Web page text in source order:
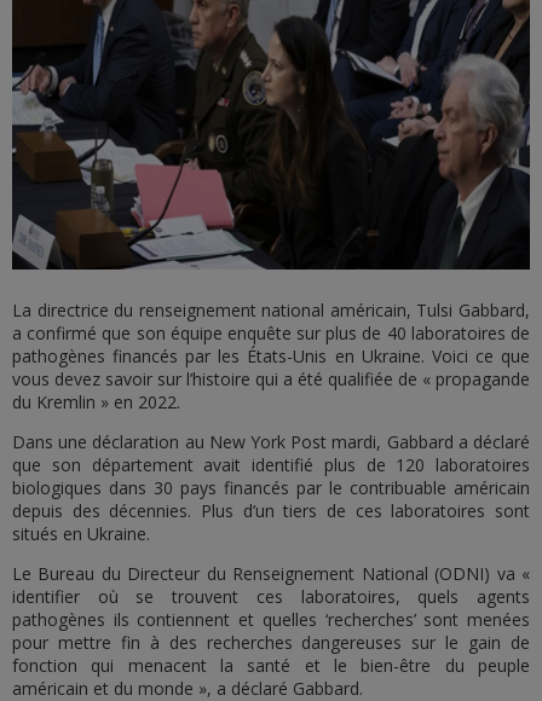
La directrice du renseignement national américain, Tulsi Gabbard,
a confirmé que son équipe enquête sur plus de 40 laboratoires de
pathogènes financés par les États-Unis en Ukraine. Voici ce que
vous devez savoir sur l’histoire qui a été qualifiée de « propagande
du Kremlin » en 2022.
Dans une déclaration au New York Post mardi, Gabbard a déclaré
que son département avait identifié plus de 120 laboratoires
biologiques dans 30 pays financés par le contribuable américain
depuis des décennies. Plus d’un tiers de ces laboratoires sont
situés en Ukraine.
Le Bureau du Directeur du Renseignement National (ODNI) va «
identifier où se trouvent ces laboratoires, quels agents
pathogènes ils contiennent et quelles ‘recherches’ sont menées
pour mettre fin à des recherches dangereuses sur le gain de
fonction qui menacent la santé et le bien-être du peuple
américain et du monde », a déclaré Gabbard.